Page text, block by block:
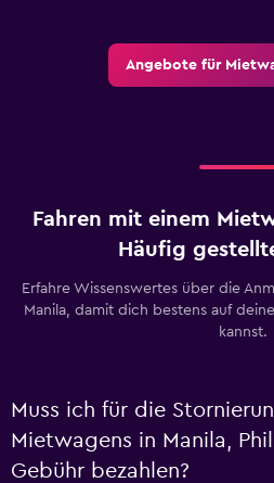
Angebote für
Fahren mit einem
Häufig
Erfahre Wissenswertes über die
Manila, damit dich bestens auf
kannst.
Muss ich für die
Mietwagens in Manila,
Gebühr bezahlen?